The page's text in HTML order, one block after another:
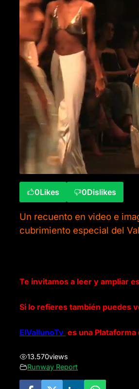
0Likes 0Dislikes
Un recuento en video e
cubrimiento especial del
Te invitamos a leer y ampliar
Si lo refieres también puedes
ElVallunoTv es una
13.570views
Runway Report